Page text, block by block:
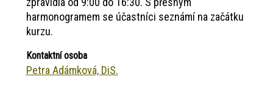
harmonogramem se účastníci seznámí na začátku
kurzu.
Kontaktní osoba
Petra Adámková, DiS.